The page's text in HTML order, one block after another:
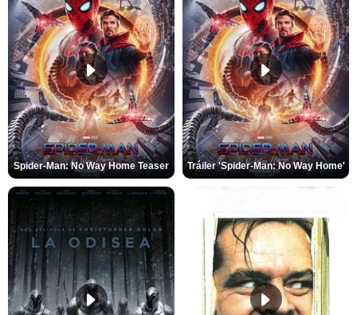
Spider-Man: No Way Home Teaser Tráiler 'Spider-Man: No Way Home'